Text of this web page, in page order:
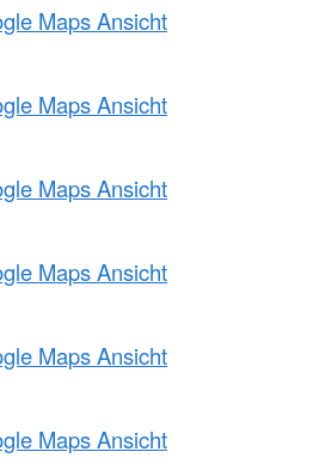
Maps Ansicht
Maps Ansicht
Maps Ansicht
Maps Ansicht
Maps Ansicht
Maps Ansicht